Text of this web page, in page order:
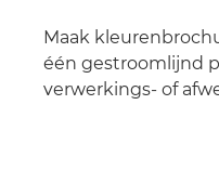
Maak
één gestroomlijnd
verwerkings- of